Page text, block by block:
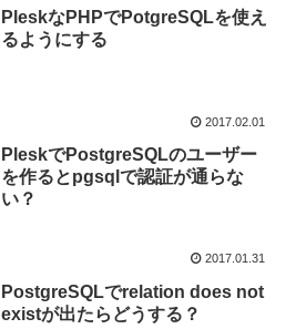
PleskなPHPでPotgreSQLを使え
るようにする
2017.02.01
PleskでPostgreSQLのユーザー
を作るとpgsqlで認証が通らな
い？
2017.01.31
PostgreSQLでrelation does not
existが出たらどうする？